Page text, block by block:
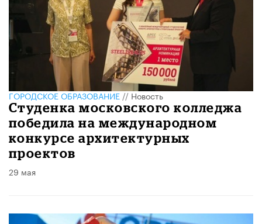
ГОРОДСКОЕ ОБРАЗОВАНИЕ//Новость
Студенка московского колледжа
победила на международном
конкурсе архитектурных
проектов
29 мая